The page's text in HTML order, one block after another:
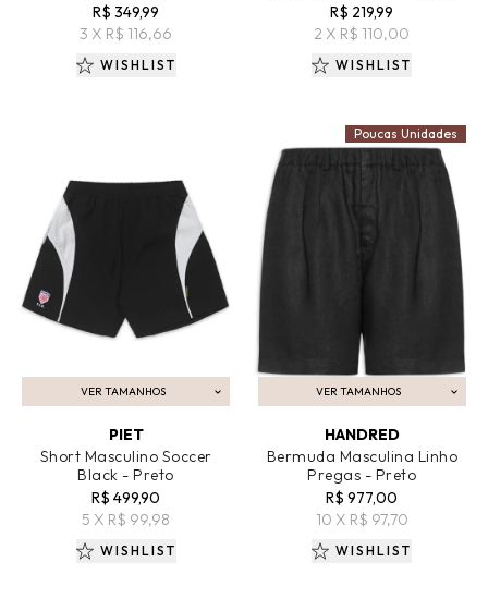
R$ 349,99
3 X R$ 116,66
WISHLIST
R$ 219,99
2 X R$ 110,00
WISHLIST
VER TAMANHOS
ADICIONAR AO CARRINHO
PIET
Short Masculino Soccer
Black - Preto
R$ 499,90
5 X R$ 99,98
WISHLIST
VER TAMANHOS
ADICIONAR AO CARRINHO
HANDRED
Bermuda Masculina Linho
Pregas - Preto
R$ 977,00
10 X R$ 97,70
Poucas Unidades
WISHLIST